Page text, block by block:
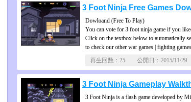
3 Foot Ninja Free Games
Dowloand (Free To Play)
You can vote for 3 foot ninja game if you
Click on the textbox below to automatically
to check our other war games | fighting
再生回数：25 公開日：2015/11/
3 Foot Ninja Gameplay
3 Foot Ninja is a flash game developed by